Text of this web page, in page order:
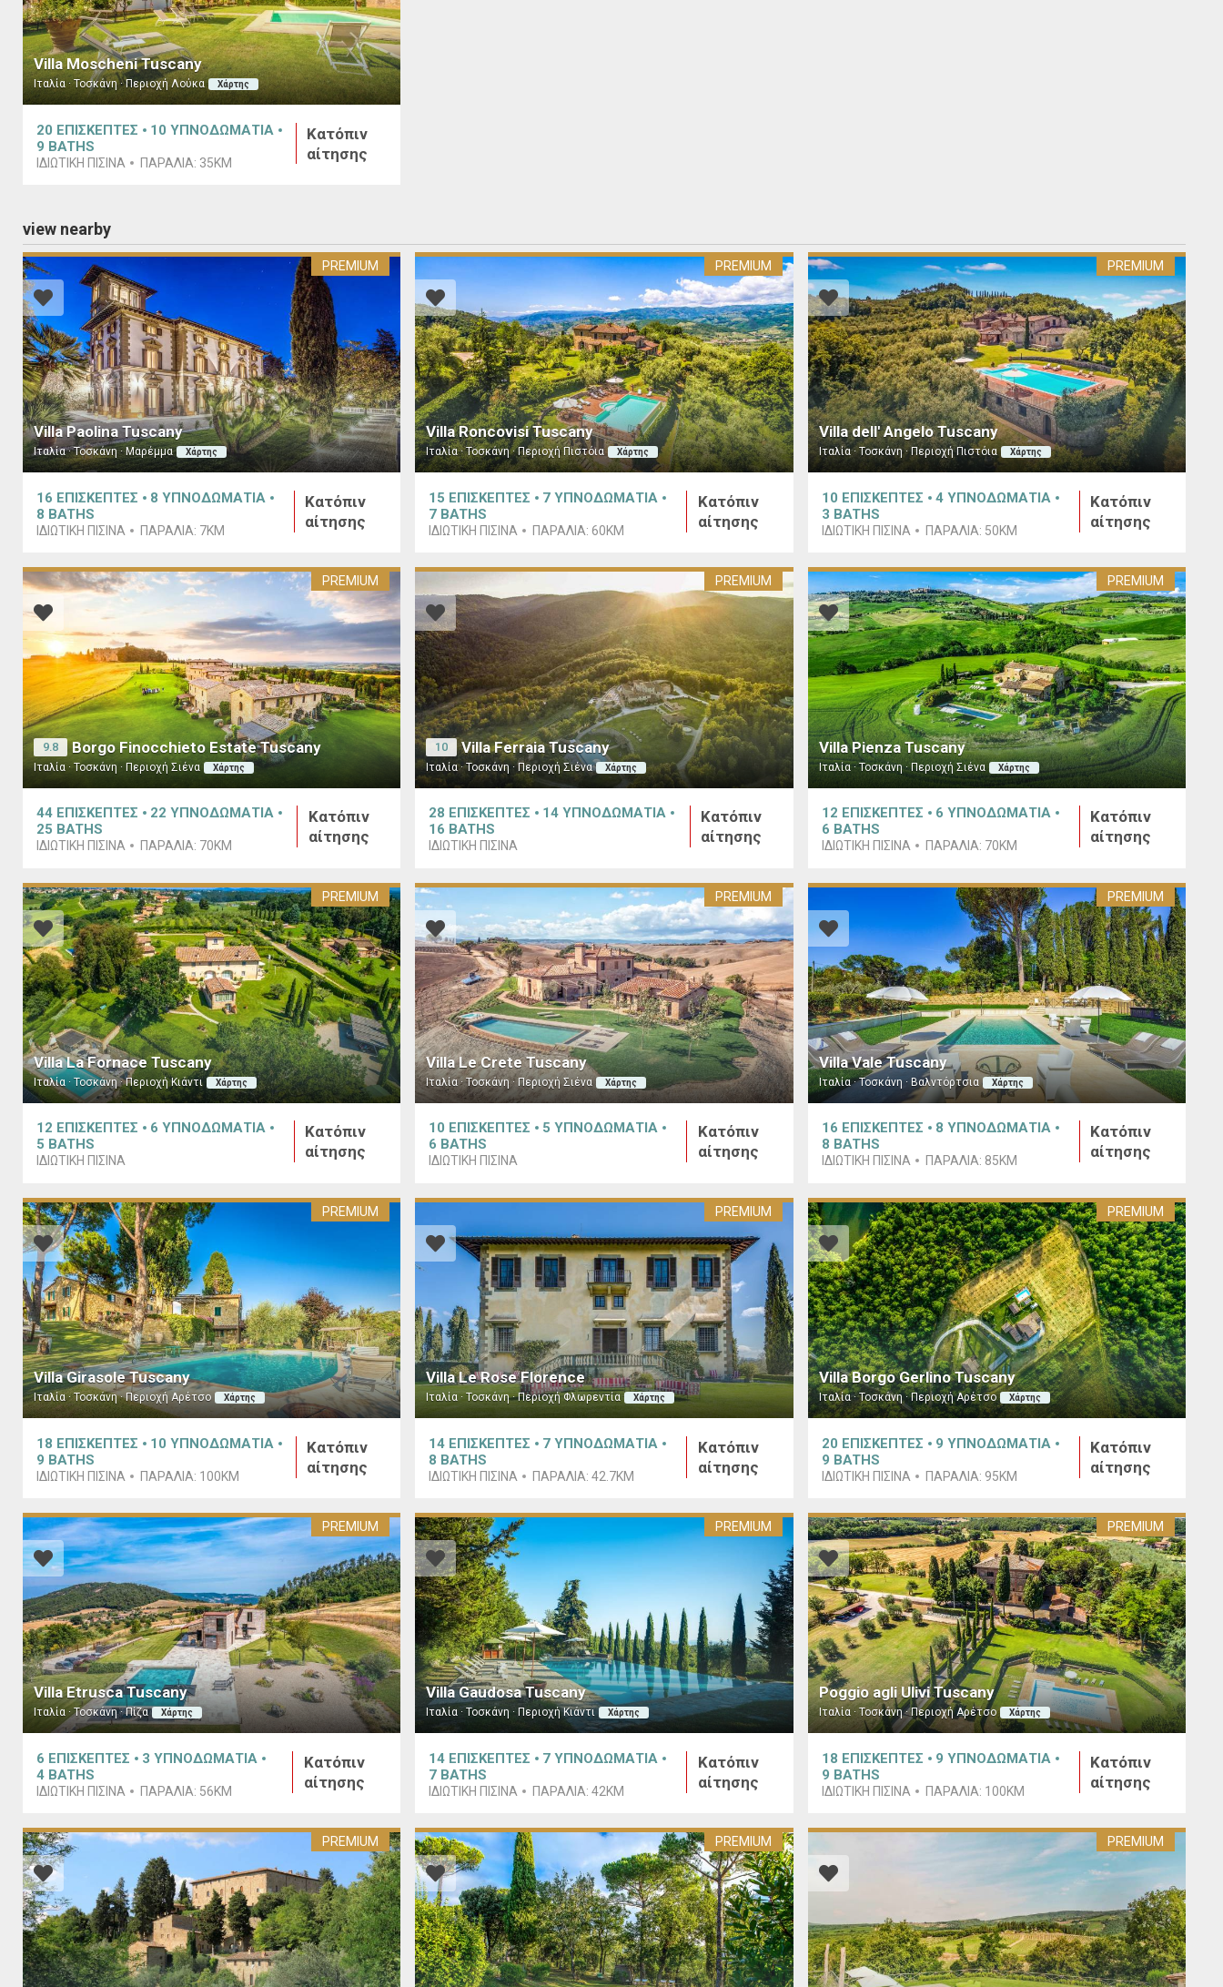
Villa Moscheni Tuscany
Ιταλία · Τοσκάνη · Περιοχή Λούκα Χάρτης
20 ΕΠΙΣΚΕΠΤΕΣ 10 ΥΠΝΟΔΩΜΑΤΙΑ
9 BATHS
ΙΔΙΩΤΙΚΗ ΠΙΣΙΝΑ ΠΑΡΑΛΙΑ: 35KM
Κατόπιν
αίτησης
view nearby
Villa Paolina Tuscany
Ιταλία · Τοσκάνη · Μαρέμμα Χάρτης
PREMIUM
16 ΕΠΙΣΚΕΠΤΕΣ 8 ΥΠΝΟΔΩΜΑΤΙΑ
8 BATHS
ΙΔΙΩΤΙΚΉ ΠΙΣΊΝΑ ΠΑΡΑΛΊΑ: 7KM
Κατόπιν
αίτησης
Villa Roncovisi Tuscany
Ιταλία · Τοσκάνη · Περιοχή Πιστόια Χάρτης
PREMIUM
15 ΕΠΙΣΚΕΠΤΕΣ 7ΥΠΝΟΔΩΜΑΤΙΑ
7 BATHS
ΙΔΙΩΤΙΚΉ ΠΙΣΊΝΑ ΠΑΡΑΛΊΑ:60KM
Κατόπιν
αίτησης
Villa dell' Angelo Tuscany
Ιταλία · Τοσκάνη · Περιοχή Πιστόια Χάρτης
PREMIUM
10 ΕΠΙΣΚΕΠΤΕΣ 4 ΥΠΝΟΔΩΜΑΤΙΑ
3 BATHS
ΙΔΙΩΤΙΚΉ ΠΙΣΊΝΑ ΠΑΡΑΛΊΑ: 50KM
Κατόπιν
αίτησης
9.8 Borgo Finocchieto Estate Tuscany
Ιταλία · Τοσκάνη · Περιοχή Σιένα Χάρτης
PREMIUM
44 ΕΠΙΣΚΕΠΤΕΣ 22 ΥΠΝΟΔΩΜΑΤΙΑ
25 BATHS
ΙΔΙΩΤΙΚΉ ΠΙΣΊΝΑ ΠΑΡΑΛΊΑ: 70KM
Κατόπιν
αίτησης
10 Villa Ferraia Tuscany
Ιταλία · Τοσκάνη · Περιοχή Σιένα Χάρτης
PREMIUM
28 ΕΠΙΣΚΕΠΤΕΣ 14ΥΠΝΟΔΩΜΑΤΙΑ
16 BATHS
ΙΔΙΩΤΙΚΉ ΠΙΣΊΝΑ
Κατόπιν
αίτησης
Villa Pienza Tuscany
Ιταλία · Τοσκάνη · Περιοχή Σιένα Χάρτης
PREMIUM
12 ΕΠΙΣΚΕΠΤΕΣ 6 ΥΠΝΟΔΩΜΑΤΙΑ
6 BATHS
ΙΔΙΩΤΙΚΉ ΠΙΣΊΝΑ ΠΑΡΑΛΊΑ: 70KM
Κατόπιν
αίτησης
Villa La Fornace Tuscany
Ιταλία · Τοσκάνη · Περιοχή Κιάντι Χάρτης
PREMIUM
12 ΕΠΙΣΚΕΠΤΕΣ 6 ΥΠΝΟΔΩΜΑΤΙΑ
5 BATHS
ΙΔΙΩΤΙΚΉ ΠΙΣΊΝΑ
Κατόπιν
αίτησης
Villa Le Crete Tuscany
Ιταλία · Τοσκάνη · Περιοχή Σιένα Χάρτης
PREMIUM
10 ΕΠΙΣΚΕΠΤΕΣ 5ΥΠΝΟΔΩΜΑΤΙΑ
6 BATHS
ΙΔΙΩΤΙΚΉ ΠΙΣΊΝΑ
Κατόπιν
αίτησης
Villa Vale Tuscany
Ιταλία · Τοσκάνη · Βαλντόρτσια Χάρτης
PREMIUM
16 ΕΠΙΣΚΕΠΤΕΣ 8 ΥΠΝΟΔΩΜΑΤΙΑ
8 BATHS
ΙΔΙΩΤΙΚΉ ΠΙΣΊΝΑ ΠΑΡΑΛΊΑ: 85KM
Κατόπιν
αίτησης
Villa Girasole Tuscany
Ιταλία · Τοσκάνη · Περιοχή Αρέτσο Χάρτης
PREMIUM
18 ΕΠΙΣΚΕΠΤΕΣ 10 ΥΠΝΟΔΩΜΑΤΙΑ
9 BATHS
ΙΔΙΩΤΙΚΉ ΠΙΣΊΝΑ ΠΑΡΑΛΊΑ: 100KM
Κατόπιν
αίτησης
Villa Le Rose Florence
Ιταλία · Τοσκάνη · Περιοχή Φλωρεντία Χάρτης
PREMIUM
14 ΕΠΙΣΚΕΠΤΕΣ 7ΥΠΝΟΔΩΜΑΤΙΑ
8 BATHS
ΙΔΙΩΤΙΚΉ ΠΙΣΊΝΑ ΠΑΡΑΛΊΑ:42.7KM
Κατόπιν
αίτησης
Villa Borgo Gerlino Tuscany
Ιταλία · Τοσκάνη · Περιοχή Αρέτσο Χάρτης
PREMIUM
20 ΕΠΙΣΚΕΠΤΕΣ 9 ΥΠΝΟΔΩΜΑΤΙΑ
9 BATHS
ΙΔΙΩΤΙΚΉ ΠΙΣΊΝΑ ΠΑΡΑΛΊΑ: 95KM
Κατόπιν
αίτησης
Villa Etrusca Tuscany
Ιταλία · Τοσκάνη · Πίζα Χάρτης
PREMIUM
6 ΕΠΙΣΚΕΠΤΕΣ 3 ΥΠΝΟΔΩΜΑΤΙΑ
4 BATHS
ΙΔΙΩΤΙΚΉ ΠΙΣΊΝΑ ΠΑΡΑΛΊΑ: 56KM
Κατόπιν
αίτησης
Villa Gaudosa Tuscany
Ιταλία · Τοσκάνη · Περιοχή Κιάντι Χάρτης
PREMIUM
14 ΕΠΙΣΚΕΠΤΕΣ 7ΥΠΝΟΔΩΜΑΤΙΑ
7 BATHS
ΙΔΙΩΤΙΚΉ ΠΙΣΊΝΑ ΠΑΡΑΛΊΑ:42KM
Κατόπιν
αίτησης
Poggio agli Ulivi Tuscany
Ιταλία · Τοσκάνη · Περιοχή Αρέτσο Χάρτης
PREMIUM
18 ΕΠΙΣΚΕΠΤΕΣ 9 ΥΠΝΟΔΩΜΑΤΙΑ
9 BATHS
ΙΔΙΩΤΙΚΉ ΠΙΣΊΝΑ ΠΑΡΑΛΊΑ: 100KM
Κατόπιν
αίτησης
PREMIUM PREMIUM PREMIUM